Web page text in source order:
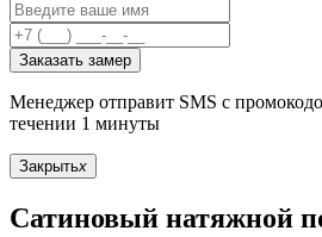
Заказать замер
Менеджер отправит SMS с
течении 1 минуты
Закрытьx
Сатиновый натяжной